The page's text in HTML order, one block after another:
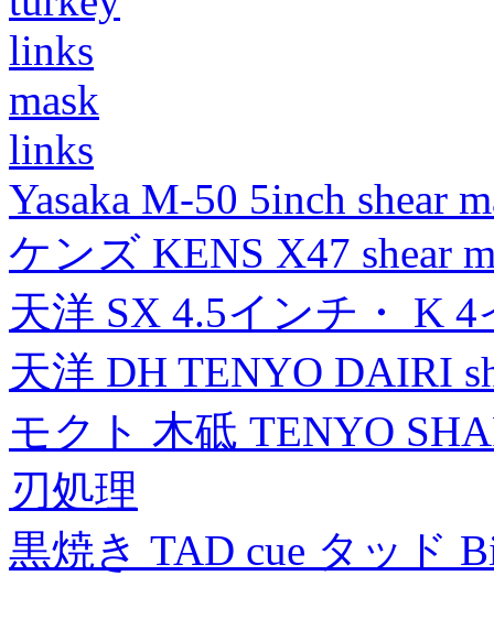
links
mask
links
Yasaka M-50 5inch shear
ケンズ KENS X47 shear
天洋 SX 4.5インチ・ K
天洋 DH TENYO DAIRI
モクト 木砥 TENYO
刃処理
黒焼き TAD cue タッド